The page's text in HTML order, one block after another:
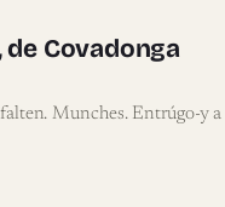
de Covadonga
Munches. Entrúgo-y a